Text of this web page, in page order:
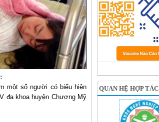
một số người có biểu hiện
đa khoa huyện Chương Mỹ
QUAN HỆ HỢP TÁC